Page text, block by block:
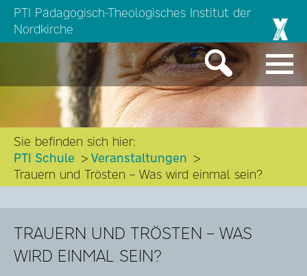
PTI Pädagogisch-Theologisches Institut der
Nordkirche
Sie befinden sich hier:
PTI Schule
Veranstaltungen
Trauern und Trösten – Was wird einmal sein?
TRAUERN UND TRÖSTEN – WAS
WIRD EINMAL SEIN?